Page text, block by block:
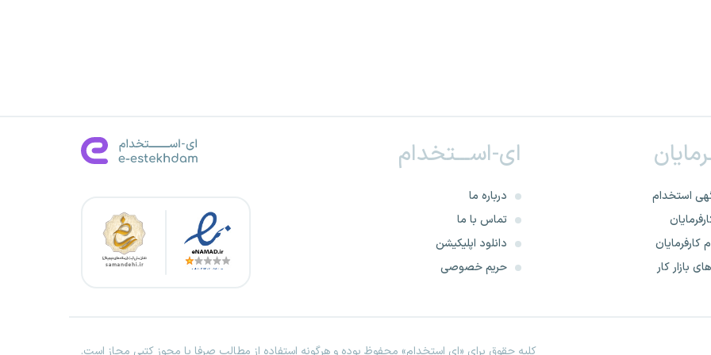
استخدام
کارفرمایان
بازار کار
ای-اســـتخدام
درباره ما
تماس با ما
دانلود اپلیکیشن
حریم خصوصی
کلیه حقوق برای «ای استخدام» محفوظ بوده و هرگونه استفاده از مطالب صرفا با مجوز کتبی مجاز است.